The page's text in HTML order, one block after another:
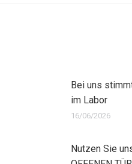
Bei uns
im Labor
16/06/2026
Nutzen Sie